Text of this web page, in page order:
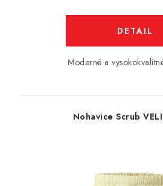
DETAIL
Moderné a
Nohavice Scrub